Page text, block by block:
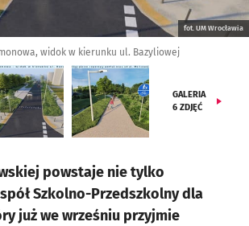
fot. UM Wrocławia
widok w kierunku ul. Bazyliowej
GALERIA
6 ZDJĘĆ
powstaje nie tylko
Szkolno-Przedszkolny dla
już we wrześniu przyjmie